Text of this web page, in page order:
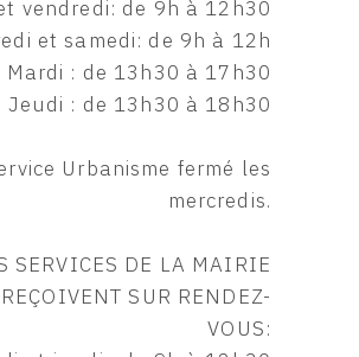
vendredi: de 9h à 12h30
et samedi: de 9h à 12h
Mardi : de 13h30 à 17h30
Jeudi : de 13h30 à 18h30
Urbanisme fermé les
mercredis.
SERVICES DE LA MAIRIE
SUR RENDEZ-
VOUS: